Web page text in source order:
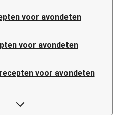
voor avondeten
voor avondeten
voor avondeten
voor avondeten